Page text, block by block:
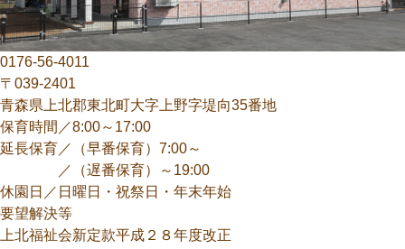
0176-56-4011
〒039-2401
青森県上北郡東北町大字上野字堤向35番地
保育時間／8:00～17:00
延長保育／（早番保育）7:00～
／（遅番保育）～19:00
休園日／日曜日・祝祭日・年末年始
要望解決等
上北福祉会新定款平成２８年度改正